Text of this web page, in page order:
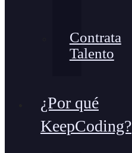
Contrata
Talento
¿Por qué
KeepCoding?